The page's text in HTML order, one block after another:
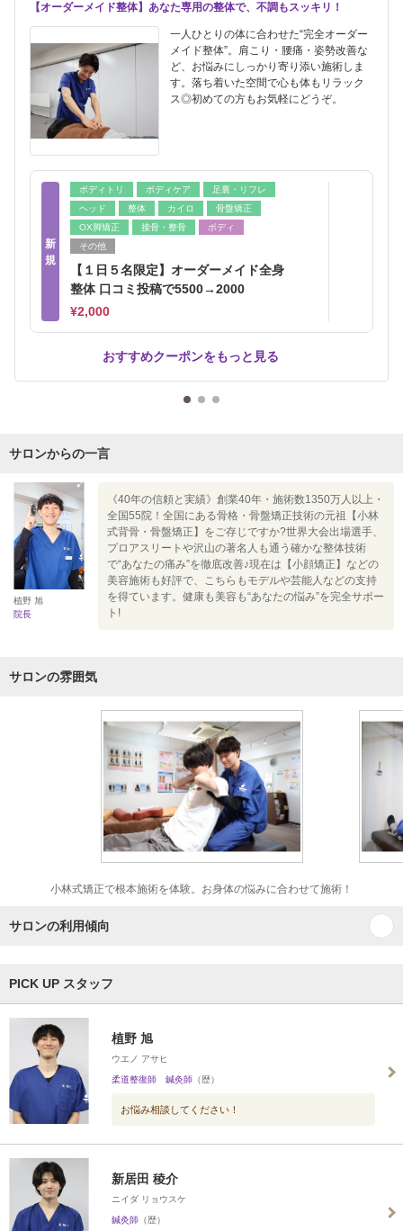
【オーダーメイド整体】あなた専用の整体で、不調もスッキリ！
一人ひとりの体に合わせた“完全オーダー
メイド整体”。肩こり・腰痛・姿勢改善な
ど、お悩みにしっかり寄り添い施術しま
す。落ち着いた空間で心も体もリラック
ス◎初めての方もお気軽にどうぞ。
新
規
ボディトリ ボディケア
足裏・リフレ
ヘッド
整体 カイロ
骨盤矯正
OX脚矯正
接骨・整骨
ボディ
その他
【１日５名限定】オーダーメイド全身
整体 口コミ投稿で5500→2000
¥2,000
おすすめクーポンをもっと見る
サロンからの一言
植野 旭
院長
《40年の信頼と実績》創業40年・施術数1350万人以上・
全国55院！全国にある骨格・骨盤矯正技術の元祖【小林
式背骨・骨盤矯正】をご存じですか?世界大会出場選手、
プロアスリートや沢山の著名人も通う確かな整体技術
で“あなたの痛み”を徹底改善♪現在は【小顔矯正】などの
美容施術も好評で、こちらもモデルや芸能人などの支持
を得ています。健康も美容も“あなたの悩み”を完全サポー
ト!
サロンの雰囲気
小林式矯正で根本施術を体験。お身体の悩みに合わせて施術！
サロンの利用傾向
PICK UP スタッフ
植野 旭
ウエノ アサヒ
柔道整復師 鍼灸師 （歴）
お悩み相談してください！
新居田 稜介
ニイダ リョウスケ
鍼灸師 （歴）